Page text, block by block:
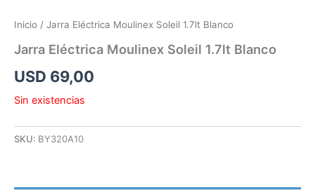
Inicio / Jarra Eléctrica Moulinex Soleil 1.7lt Blanco
Jarra Eléctrica Moulinex Soleil 1.7lt Blanco
USD 69,00
Sin existencias
SKU: BY320A10